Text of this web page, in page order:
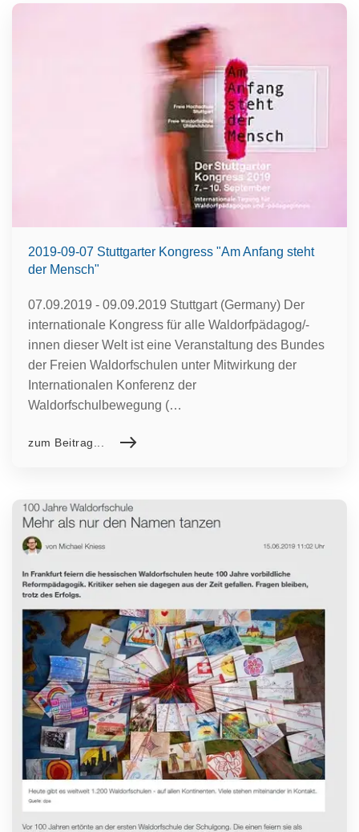
2019-09-07 Stuttgarter Kongress "Am Anfang steht
der Mensch"
07.09.2019 - 09.09.2019 Stuttgart (Germany) Der
internationale Kongress für alle Waldorfpädagog/-
innen dieser Welt ist eine Veranstaltung des Bundes
der Freien Waldorfschulen unter Mitwirkung der
Internationalen Konferenz der
Waldorfschulbewegung (…
zum Beitrag...